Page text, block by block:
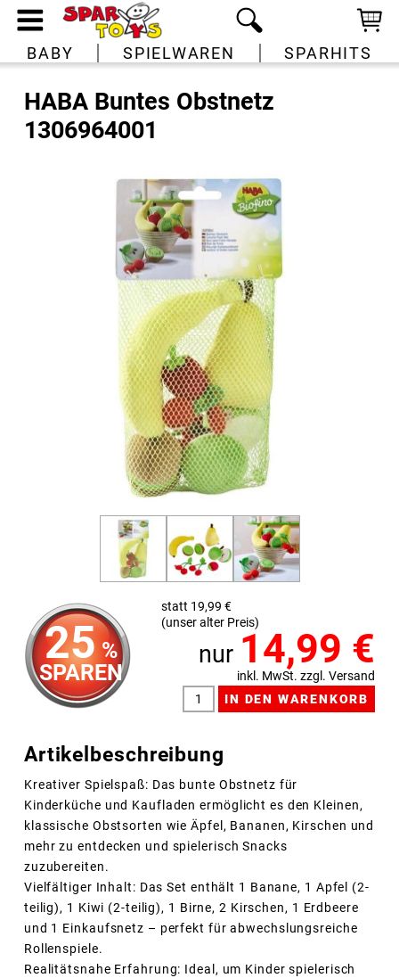
BABY SPIELWAREN SPARHITS
HABA Buntes Obstnetz
1306964001
25 %
SPAREN
statt 19,99 €
(unser alter Preis)
nur 14,99 €
inkl. MwSt. zzgl. Versand
Artikelbeschreibung
Kreativer Spielspaß: Das bunte Obstnetz für
Kinderküche und Kaufladen ermöglicht es den Kleinen,
klassische Obstsorten wie Äpfel, Bananen, Kirschen und
mehr zu entdecken und spielerisch Snacks
zuzubereiten.
Vielfältiger Inhalt: Das Set enthält 1 Banane, 1 Apfel (2-
teilig), 1 Kiwi (2-teilig), 1 Birne, 2 Kirschen, 1 Erdbeere
und 1 Einkaufsnetz – perfekt für abwechslungsreiche
Rollenspiele.
Realitätsnahe Erfahrung: Ideal, um Kinder spielerisch